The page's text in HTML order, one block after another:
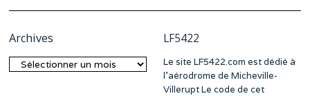
Archives
Archives
LF5422
Le site LF5422.com est dédié à
l’aérodrome de Micheville-
Villerupt Le code de cet